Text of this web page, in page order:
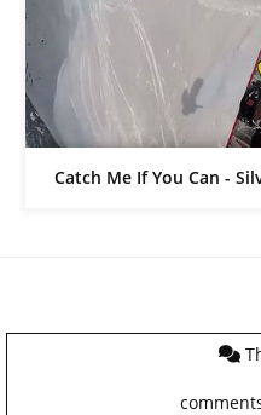
Catch Me If You Can -